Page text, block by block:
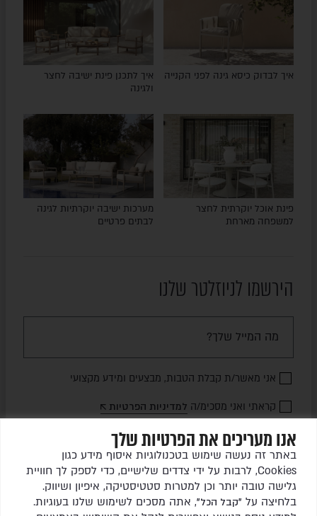
אנו מעריכים את הפרטיות שלך
באתר זה נעשה שימוש בטכנולוגיות איסוף מידע כגון
Cookies, לרבות על ידי צדדים שלישיים, כדי לספק לך חוויית
גלישה טובה יותר וכן למטרות סטטיסטיקה, איפיון ושיווק.
בלחיצה על "קבל הכל", אתה מסכים לשימוש שלנו בעוגיות.
איך לבדוק כיסא גינה לפני הקנייה
איך לתכנן פינת ישיבה לחצר
ולגינה
פינת אוכל יוקרתית לחצר
למשפחה מארחת
מערכות ישיבה יוקרתיות לגינה
לבתים פרטיים
הירשמו לניוזלטר שלנו
אני מאשר/ת קבלת הטבות, מבצעים ומידע מקצועי
קראתי ואני מסכימ/ה למדיניות הפרטיות
שלחו לי עדכונים